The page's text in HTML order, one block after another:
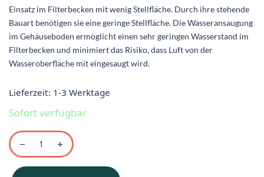
Einsatz im Filterbecken mit wenig Stellfläche. Durch ihre stehende
Bauart benötigen sie eine geringe Stellfläche. Die Wasseransaugung
im Gehäuseboden ermöglicht einen sehr geringen Wasserstand im
Filterbecken und minimiert das Risiko, dass Luft von der
Wasseroberfläche mit eingesaugt wird.
Lieferzeit: 1-3 Werktage
Sofort verfügbar